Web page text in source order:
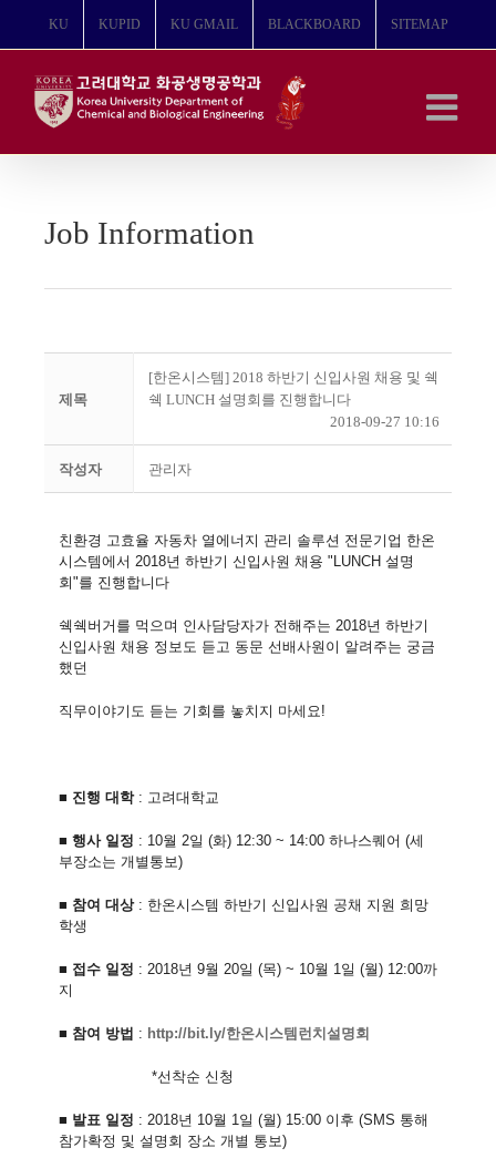
뛰
KU KUPID KU GMAIL BLACKBOARD SITEMAP
Job Information
제목
[한온시스템] 2018 하반기 신입사원 채용 및 쉑
쉑 LUNCH 설명회를 진행합니다
2018-09-27 10:16
작성자 관리자
친환경 고효율 자동차 열에너지 관리 솔루션 전문기업 한온
시스템에서 2018년 하반기 신입사원 채용 "LUNCH 설명
회"를 진행합니다
쉑쉑버거를 먹으며 인사담당자가 전해주는 2018년 하반기
신입사원 채용 정보도 듣고 동문 선배사원이 알려주는 궁금
했던
직무이야기도 듣는 기회를 놓치지 마세요!
■ 진행 대학: 고려대학교
■ 행사 일정 : 10월 2일 (화) 12:30 ~ 14:00 하나스퀘어 (세
부장소는 개별통보)
■ 참여 대상 : 한온시스템 하반기 신입사원 공채 지원 희망
학생
■ 접수 일정 : 2018년 9월 20일 (목) ~ 10월 1일 (월) 12:00까
지
■ 참여 방법 : http://bit.ly/한온시스템런치설명회
*선착순 신청
■ 발표 일정 : 2018년 10월 1일 (월) 15:00 이후 (SMS 통해
참가확정 및 설명회 장소 개별 통보)